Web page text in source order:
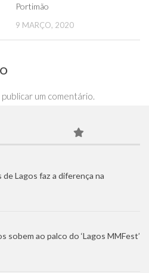
Portimão
9 MARÇO, 2020
publicar um comentário.
Lagos faz a diferença na
sobem ao palco do ‘Lagos MMFest’